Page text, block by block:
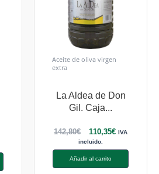
Aceite de oliva virgen
extra
La Aldea de Don
Gil. Caja...
142,80€ 110,35€ IVA
incluido.
Añadir al carrito